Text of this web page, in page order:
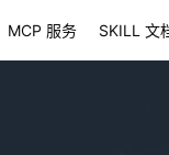
MCP 服务 SKILL 文